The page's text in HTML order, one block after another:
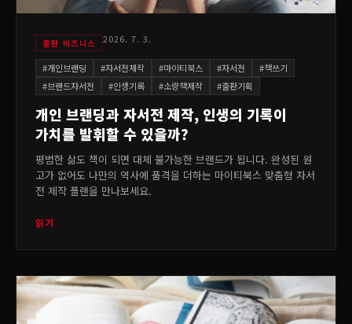
출판 비즈니스 2026. 7. 3.
#개인브랜딩 #자서전제작 #마이티북스 #자서전 #책쓰기
#브랜드자서전 #인생기록 #소량책제작 #출판기획
개인 브랜딩과 자서전 제작, 인생의 기록이
가치를 발휘할 수 있을까?
평범한 삶도 책이 되면 대체 불가능한 브랜드가 됩니다. 완성된 원
고가 없어도 나만의 역사에 품격을 더하는 마이티북스 맞춤형 자서
전 제작 플랜을 만나보세요.
읽기